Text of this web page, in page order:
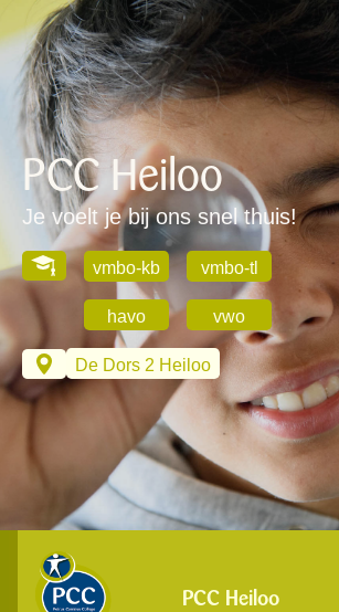
PCC Heiloo
Je voelt je bij ons snel thuis!
vmbo-kb vmbo-tl
havo vwo
De Dors 2 Heiloo
PCC Heiloo